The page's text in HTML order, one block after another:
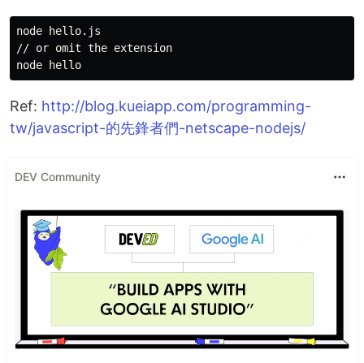
node hello.js
// or omit the extension
Ref: http://blog.kueiapp.com/programming-
tw/javascript-的先鋒者們-netscape-nodejs/
DEV Community